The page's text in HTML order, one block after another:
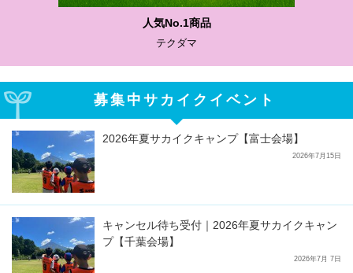
人気No.1商品
テクダマ
募集中サカイクイベント
2026年夏サカイクキャンプ【富士会場】
2026年7月15日
キャンセル待ち受付｜2026年夏サカイクキャン
プ【千葉会場】
2026年7月 7日